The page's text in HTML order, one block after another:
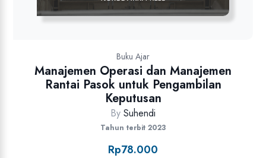
Buku Ajar
Manajemen Operasi dan Manajemen
Rantai Pasok untuk Pengambilan
Keputusan
By Suhendi
Tahun terbit 2023
Rp78.000